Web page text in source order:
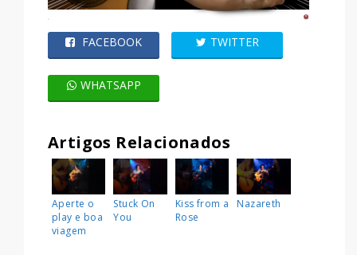
FACEBOOK TWITTER
WHATSAPP
Artigos Relacionados
Aperte o
play e boa
viagem
Stuck On
You
Kiss from a
Rose
Nazareth